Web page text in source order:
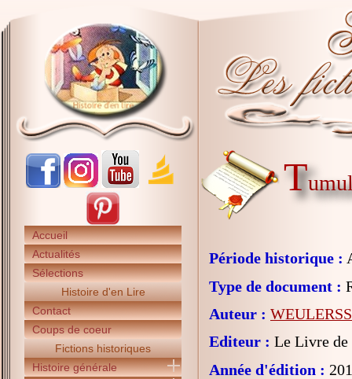
Accueil
Actualités
Sélections
Histoire d'en Lire
Contact
Coups de coeur
Fictions historiques
Histoire générale
T
Période historique :
Type de document :
Auteur :
Editeur : Le Livre de
Année d'édition :